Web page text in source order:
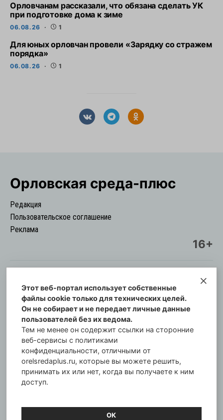
Орловчанам рассказали, что обязана сделать УК
при подготовке дома к зиме
06.08.26 1
Для юных орловчан провели «Зарядку со стражем
порядка»
06.08.26 1
Орловская cреда-плюс
Редакция
Пользовательское соглашение
Реклама
16+
© Информационный городской портал
Орловская cреда-плюс, 2021-2026
Свидетельство о регистрации СМИ: ПИ №57-
00254 от 29 октября 2013 г.
Газета зарегистрирована Управлением
Федеральной службы по надзору в сфере связи,
информационных технологий и массовых
коммуникаций по Орловской области.
Главный редактор: Татьяна Филёва
Этот веб-портал использует собственные
файлы cookie только для технических целей.
Он не собирает и не передает личные данные
пользователей без их ведома.
Тем не менее он содержит ссылки на сторонние
веб-сервисы с политиками
конфиденциальности, отличными от
orelsredaplus.ru, которые вы можете решить,
принимать их или нет, когда вы получаете к ним
доступ.
ОК